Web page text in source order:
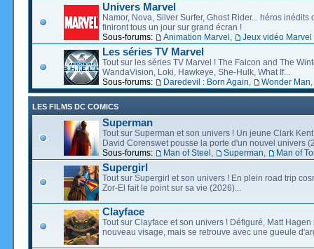
Univers Marvel
Namor, Nova, Silver Surfer, Ghost Rider... héros inédits
finiront tous un jour sur grand écran !
Sous-forums:
Animation Marvel Jeux vidéo Marvel
Les séries TV Marvel
Tout sur les séries TV Marvel ! The Falcon and The
WandaVision, Loki, Hawkeye, She-Hulk, What If...
Sous-forums:
Daredevil : Born Again Wonder Man
LES FILMS DC COMICS
Superman
Tout sur Superman et son univers ! Un jeune Clark
David Corenswet pousse la porte d'un nouvel univers
Sous-forums:
Man of Steel Superman Man of
Supergirl
Tout sur Supergirl et son univers ! En plein road trip
Zor-El fait le point sur sa vie (2026)...
Clayface
Tout sur Clayface et son univers ! Défiguré, Matt Hagen
nouveau visage, mais se retrouve avec une gueule